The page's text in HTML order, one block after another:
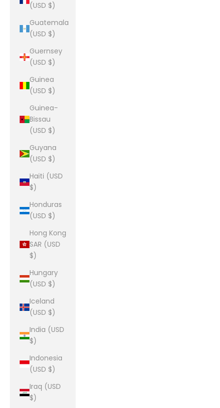
(USD $)
Guatemala
(USD $)
Guernsey
(USD $)
Guinea
(USD $)
Guinea-
Bissau
(USD $)
Guyana
(USD $)
Haiti (USD
$)
Honduras
(USD $)
Hong Kong
SAR (USD
$)
Hungary
(USD $)
Iceland
(USD $)
India (USD
$)
Indonesia
(USD $)
Iraq (USD
$)